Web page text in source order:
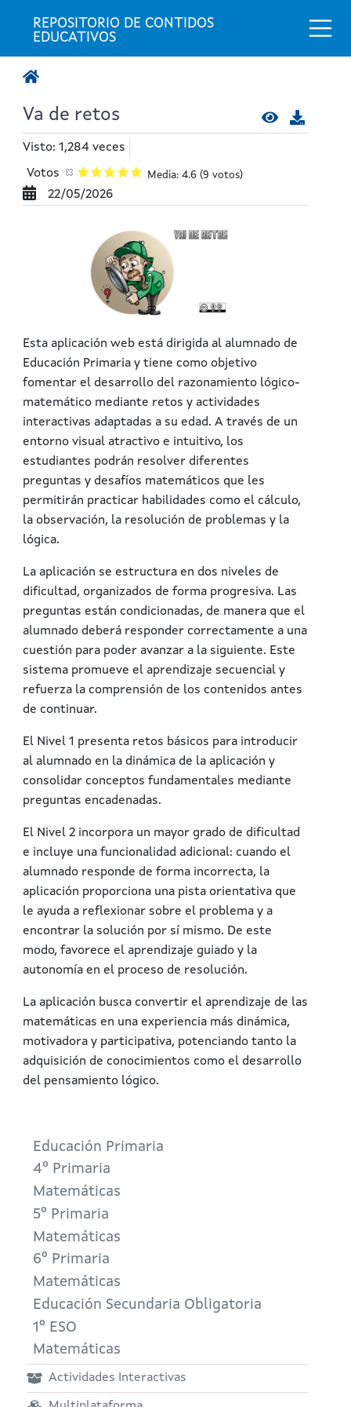
REPOSITORIO DE CONTIDOS
EDUCATIVOS
Va de retos
Visto: 1,284 veces
Votos Media: 4.6 (9 votos)
22/05/2026
Esta aplicación web está dirigida al alumnado de
Educación Primaria y tiene como objetivo
fomentar el desarrollo del razonamiento lógico-
matemático mediante retos y actividades
interactivas adaptadas a su edad. A través de un
entorno visual atractivo e intuitivo, los
estudiantes podrán resolver diferentes
preguntas y desafíos matemáticos que les
permitirán practicar habilidades como el cálculo,
la observación, la resolución de problemas y la
lógica.
La aplicación se estructura en dos niveles de
dificultad, organizados de forma progresiva. Las
preguntas están condicionadas, de manera que el
alumnado deberá responder correctamente a una
cuestión para poder avanzar a la siguiente. Este
sistema promueve el aprendizaje secuencial y
refuerza la comprensión de los contenidos antes
de continuar.
El Nivel 1 presenta retos básicos para introducir
al alumnado en la dinámica de la aplicación y
consolidar conceptos fundamentales mediante
preguntas encadenadas.
El Nivel 2 incorpora un mayor grado de dificultad
e incluye una funcionalidad adicional: cuando el
alumnado responde de forma incorrecta, la
aplicación proporciona una pista orientativa que
le ayuda a reflexionar sobre el problema y a
encontrar la solución por sí mismo. De este
modo, favorece el aprendizaje guiado y la
autonomía en el proceso de resolución.
La aplicación busca convertir el aprendizaje de las
matemáticas en una experiencia más dinámica,
motivadora y participativa, potenciando tanto la
adquisición de conocimientos como el desarrollo
del pensamiento lógico.
Educación Primaria
4º Primaria
Matemáticas
5º Primaria
Matemáticas
6º Primaria
Matemáticas
Educación Secundaria Obligatoria
1º ESO
Matemáticas
Actividades Interactivas